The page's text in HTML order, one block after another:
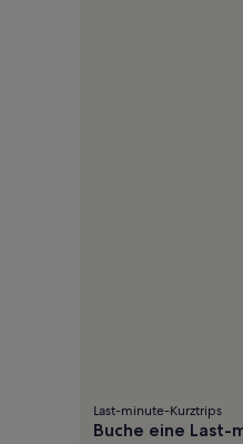
Last-minute-Kurztrips
Buche eine